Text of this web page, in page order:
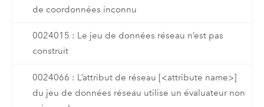
de coordonnées inconnu
0024015 : Le jeu de données réseau n’est pas
construit
0024066 : L’attribut de réseau [<attribute name>]
du jeu de données réseau utilise un évaluateur non